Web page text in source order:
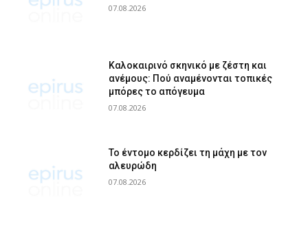
07.08.2026
Καλοκαιρινό σκηνικό με ζέστη και
ανέμους: Πού αναμένονται τοπικές
μπόρες το απόγευμα
07.08.2026
Το έντομο κερδίζει τη μάχη με τον
αλευρώδη
07.08.2026